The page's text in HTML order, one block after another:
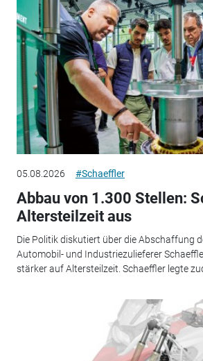
05.08.2026 #Schaeffler
Abbau von 1.300 Stellen:
Altersteilzeit aus
Die Politik diskutiert über die Abschaffung
Automobil- und Industriezulieferer
stärker auf Altersteilzeit. Schaeffler legte